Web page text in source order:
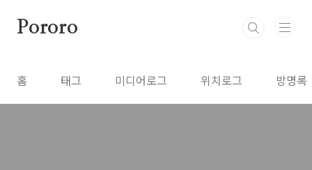
Pororo
홈 태그 미디어로그 위치로그 방명록